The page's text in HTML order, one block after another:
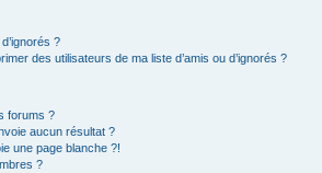
?
des utilisateurs de ma liste d’amis ou d’ignorés ?
forums ?
aucun résultat ?
une page blanche ?!
?